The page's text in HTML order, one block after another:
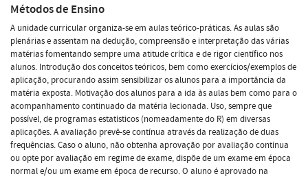
Métodos de Ensino
A unidade curricular organiza-se em aulas teórico-práticas. As aulas são
plenárias e assentam na dedução, compreensão e interpretação das várias
matérias fomentando sempre uma atitude crítica e de rigor científico nos
alunos. Introdução dos conceitos teóricos, bem como exercícios/exemplos de
aplicação, procurando assim sensibilizar os alunos para a importância da
matéria exposta. Motivação dos alunos para a ida às aulas bem como para o
acompanhamento continuado da matéria lecionada. Uso, sempre que
possível, de programas estatísticos (nomeadamente do R) em diversas
aplicações. A avaliação prevê-se contínua através da realização de duas
frequências. Caso o aluno, não obtenha aprovação por avaliação contínua
ou opte por avaliação em regime de exame, dispõe de um exame em época
normal e/ou um exame em época de recurso. O aluno é aprovado na